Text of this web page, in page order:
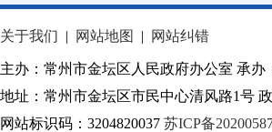
关于我们 | 网站地图 | 网站纠错
主办：常州市金坛区人民政府办公室 承办
地址：常州市金坛区市民中心清风路1号
网站标识码：3204820037 苏ICP备